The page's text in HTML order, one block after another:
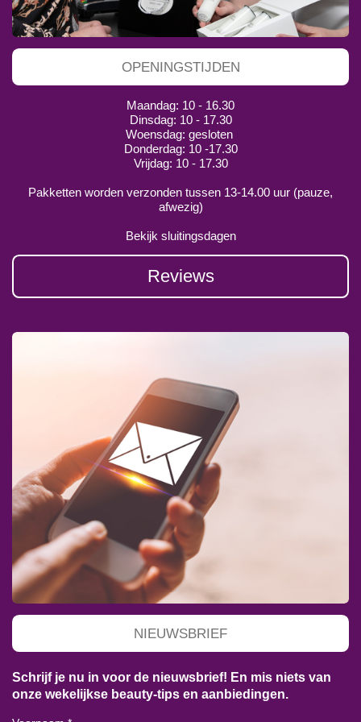
OPENINGSTIJDEN
Maandag: 10 - 16.30
Dinsdag: 10 - 17.30
Woensdag: gesloten
Donderdag: 10 -17.30
Vrijdag: 10 - 17.30
Pakketten worden verzonden tussen 13-14.00 uur (pauze,
afwezig)
Bekijk sluitingsdagen
Reviews
NIEUWSBRIEF
Schrijf je nu in voor de nieuwsbrief! En mis niets van
onze wekelijkse beauty-tips en aanbiedingen.